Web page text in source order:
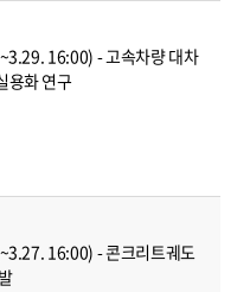
16:00) - 고속차량 대차
용화 연구
16:00) - 콘크리트궤도